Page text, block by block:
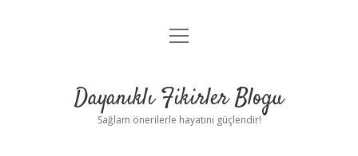
Anasayfa
Yasal Uyarı
menüyü
Dayanıklı Fikirler Blogu
Sağlam önerilerle hayatını güçlendir!